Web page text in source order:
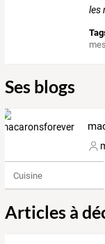
les
Ses blogs
Cuisine
Articles à